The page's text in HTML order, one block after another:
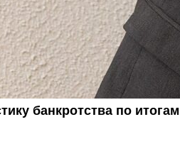
банкротства по